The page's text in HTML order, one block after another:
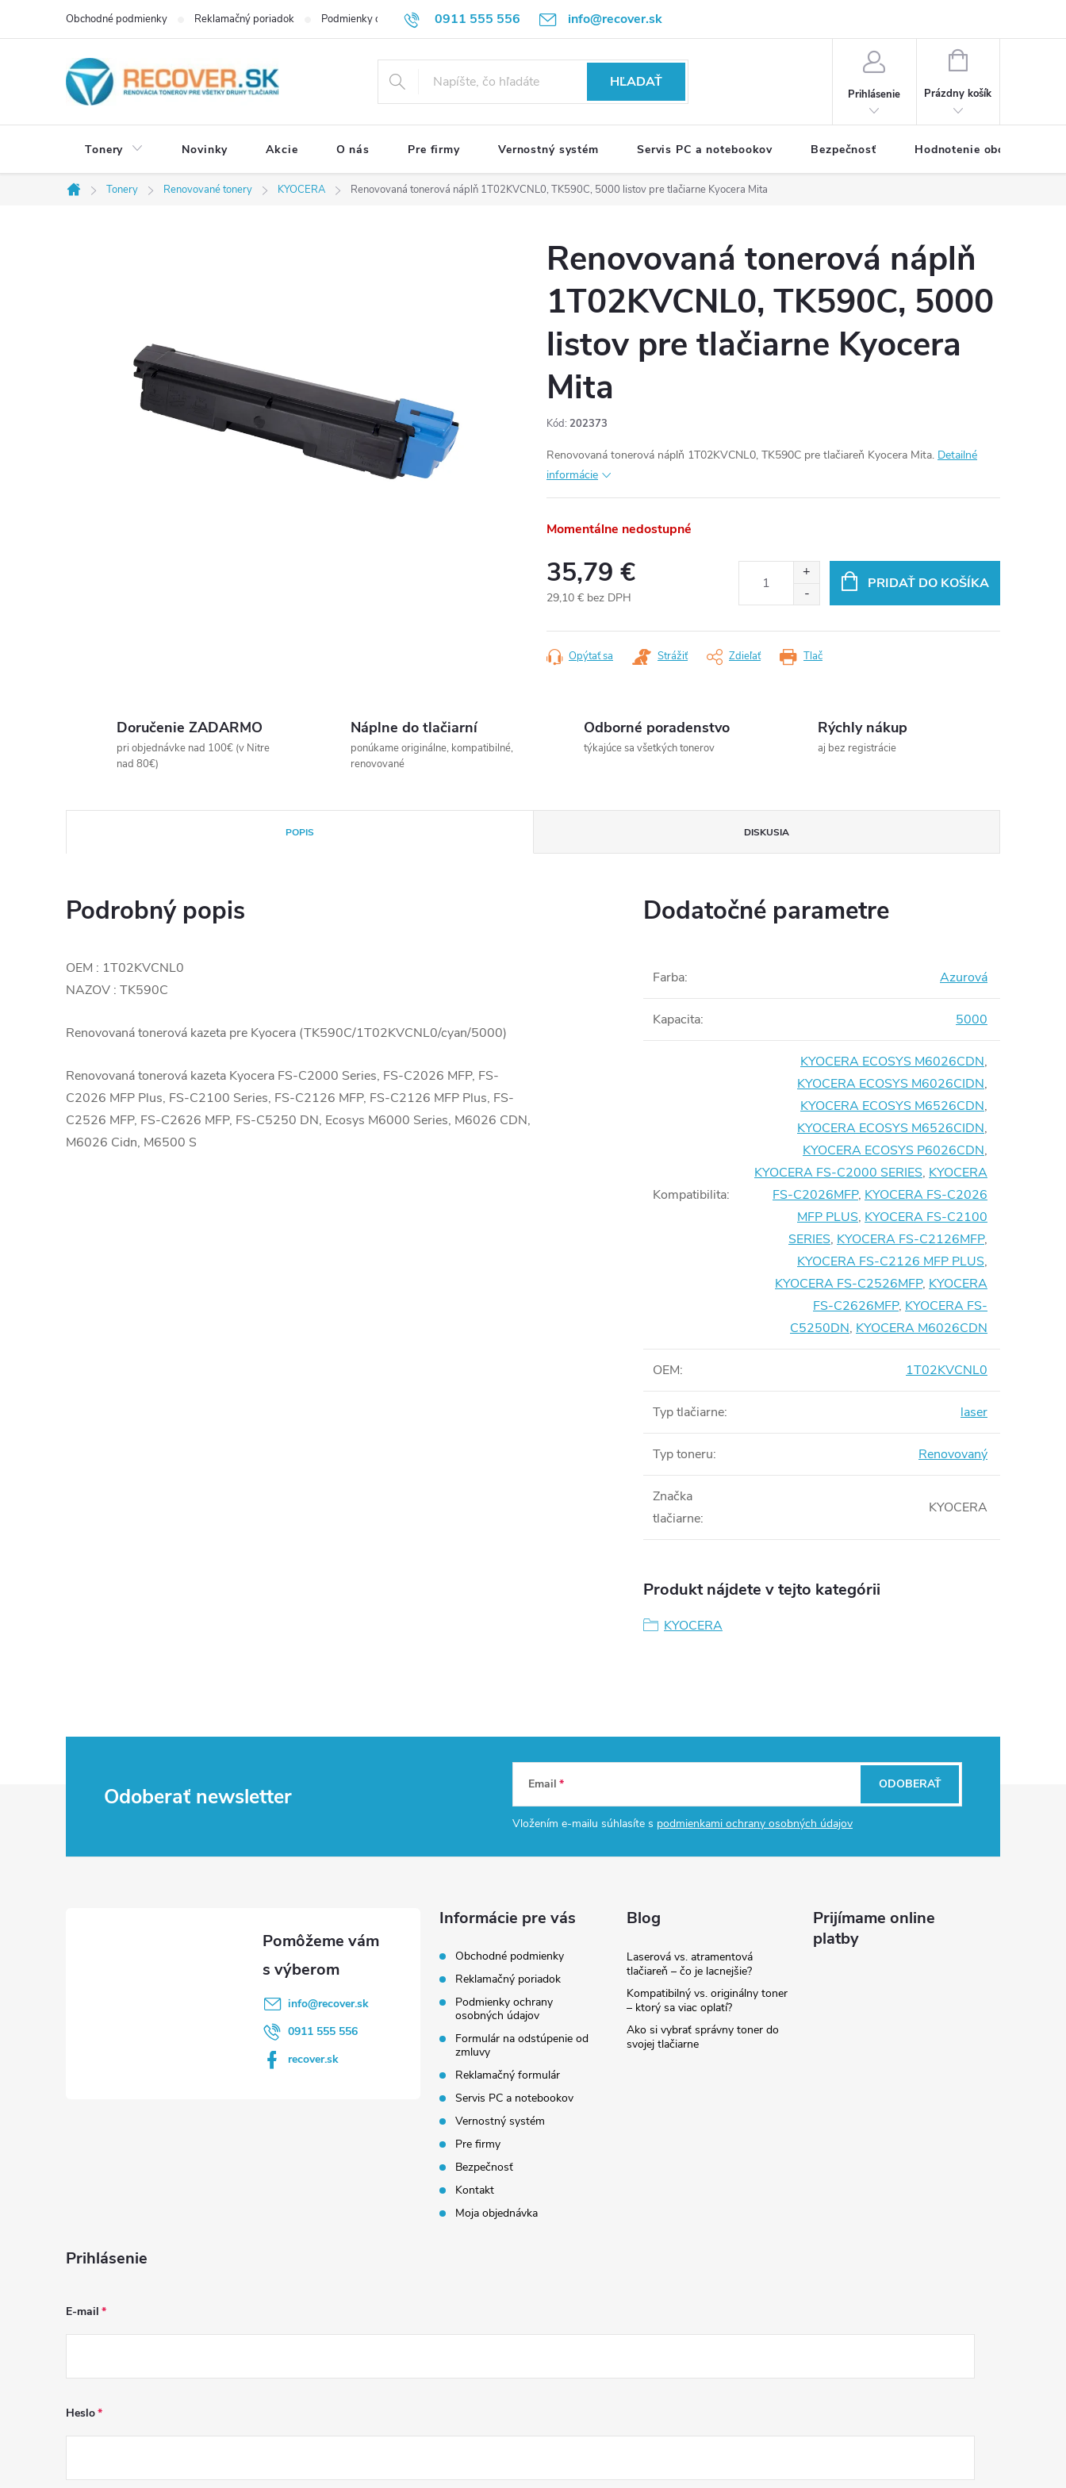
0911 555 556 info@recover.sk
Obchodné podmienky Reklamačný poriadok Podmienky ochrany osobných údajov Formulár na odstúpenie od zmluvy
HĽADAŤ
Prihlásenie
NÁKUPNÝ
Prázdny košík
Tonery Novinky Akcie O nás Pre firmy Vernostný systém Servis PC a notebookov Bezpečnosť Hodnotenie obchodu
Domov
Tonery Renovované tonery KYOCERA Renovovaná tonerová náplň 1T02KVCNL0, TK590C, 5000 listov pre tlačiarne Kyocera Mita
Renovovaná tonerová náplň
1T02KVCNL0, TK590C, 5000
listov pre tlačiarne Kyocera
Mita
Kód: 202373
Renovovaná tonerová náplň 1T02KVCNL0, TK590C pre tlačiareň Kyocera Mita. Detailné
informácie
Momentálne nedostupné
35,79 €
29,10 € bez DPH
cena:
PRIDAŤ DO KOŠÍKA
Tlač
Opýtať sa Strážiť Zdieľať
Doručenie ZADARMO
pri objednávke nad 100€ (v Nitre
nad 80€)
Náplne do tlačiarní
ponúkame originálne, kompatibilné,
renovované
Odborné poradenstvo
týkajúce sa všetkých tonerov
Rýchly nákup
aj bez registrácie
POPIS DISKUSIA
Podrobný popis
OEM : 1T02KVCNL0
NAZOV : TK590C
Renovovaná tonerová kazeta pre Kyocera (TK590C/1T02KVCNL0/cyan/5000)
Renovovaná tonerová kazeta Kyocera FS-C2000 Series, FS-C2026 MFP, FS-
C2026 MFP Plus, FS-C2100 Series, FS-C2126 MFP, FS-C2126 MFP Plus, FS-
C2526 MFP, FS-C2626 MFP, FS-C5250 DN, Ecosys M6000 Series, M6026 CDN,
M6026 Cidn, M6500 S
Dodatočné parametre
Farba: Azurová
Kapacita: 5000
Kompatibilita:
KYOCERA ECOSYS M6026CDN,
KYOCERA ECOSYS M6026CIDN,
KYOCERA ECOSYS M6526CDN,
KYOCERA ECOSYS M6526CIDN,
KYOCERA ECOSYS P6026CDN,
KYOCERA FS-C2000 SERIES, KYOCERA
FS-C2026MFP, KYOCERA FS-C2026
MFP PLUS, KYOCERA FS-C2100
SERIES, KYOCERA FS-C2126MFP,
KYOCERA FS-C2126 MFP PLUS,
KYOCERA FS-C2526MFP, KYOCERA
FS-C2626MFP, KYOCERA FS-
C5250DN, KYOCERA M6026CDN
OEM: 1T02KVCNL0
Typ tlačiarne: laser
Typ toneru: Renovovaný
Značka
tlačiarne:
KYOCERA
Produkt nájdete v tejto kategórii
KYOCERA
Odoberať newsletter Email
Vložením e-mailu súhlasíte s podmienkami ochrany osobných údajov
ODOBERAŤ
info@recover.sk
0911 555 556
recover.sk
Informácie pre vás
Obchodné podmienky
Reklamačný poriadok
Podmienky ochrany
osobných údajov
Formulár na odstúpenie od
zmluvy
Reklamačný formulár
Servis PC a notebookov
Vernostný systém
Pre firmy
Bezpečnosť
Kontakt
Moja objednávka
Blog
Laserová vs. atramentová
tlačiareň – čo je lacnejšie?
Kompatibilný vs. originálny toner
– ktorý sa viac oplatí?
Ako si vybrať správny toner do
svojej tlačiarne
Prijímame online
platby
Prihlásenie
E-mail
Heslo